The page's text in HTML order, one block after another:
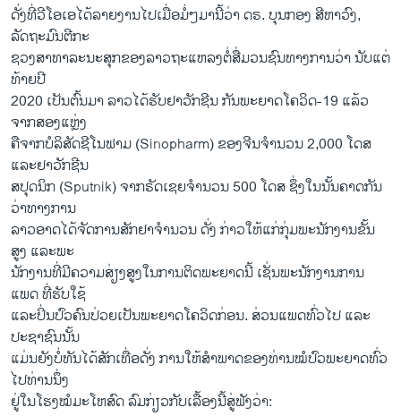
ດັ່ງທີ່ວີໂອເອໄດ້ລາຍງານໄປເມື່ອມໍ່ໆມານີ້ວ່າ ດຣ. ບຸນກອງ ສີຫາວົງ,
ລັດຖະມົນຕີກະ
ຊວງສາທາລະນະສຸກຂອງລາວຖະແຫລງຕໍ່ສື່ມວນຊົນທາງການວ່າ ນັບແຕ່
ທ້າຍປີ
2020 ເປັນຕົ້ນມາ ລາວໄດ້ຮັບຢາວັກຊີນ ກັນພະຍາດໂຄວິດ-19 ແລ້ວ
ຈາກສອງແຫຼ່ງ
ຄືຈາກບໍລິສັດຊີໂນຟາມ (Sinopharm) ຂອງຈີນຈຳນວນ 2,000 ໂດສ
ແລະຢາວັກຊີນ
ສປຸດນິກ (Sputnik) ຈາກຣັດເຊຍຈຳນວນ 500 ໂດສ ຊຶ່ງໃນນັ້ນຄາດກັນ
ວ່າທາງການ
ລາວອາດໄດ້ຈັດການສັກຢາຈໍານວນ ດັ່ງ ກ່າວໃຫ້ແກ່ກຸ່ມພະນັກງານຂັ້ນ
ສູງ ແລະພະ
ນັກງານທີ່ມີຄວາມສ່ຽງສູງໃນການຕິດພະຍາດນີ້ ເຊັ່ນພະນັກງານການ
ແພດ ທີ່ຮັບໃຊ້
ແລະປິ່ນປົວຄົນປ່ວຍເປັນພະຍາດໂຄວິດກ່ອນ. ສ່ວນແພດທົ່ວໄປ ແລະ
ປະຊາຊົນນັ້ນ
ແມ່ນຍັງບໍ່ທັນໄດ້ສັກເທື່ອດັ່ງ ການໃຫ້ສໍາພາດຂອງທ່ານໝໍປົວພະຍາດທົ່ວ
ໄປທ່ານນຶ່ງ
ຢູ່ໃນໂຮງໝໍມະໂຫສົດ ລົມກ່ຽວກັບເລື້ອງນີ້ສູ່ຟັງວ່າ: ​